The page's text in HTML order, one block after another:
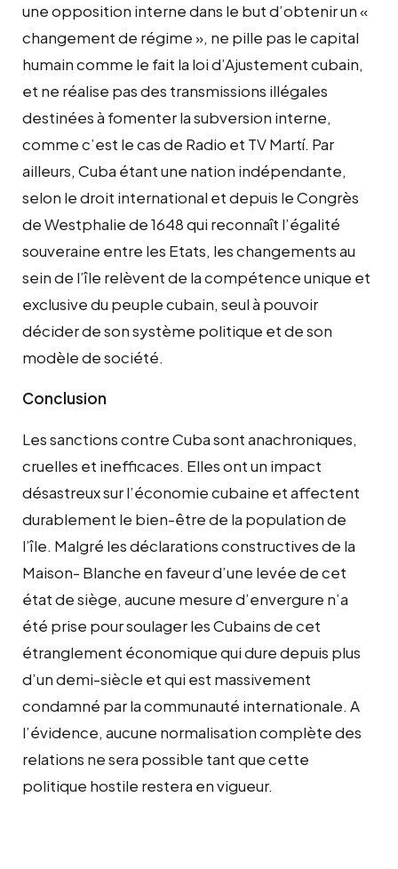
une opposition interne dans le but d’obtenir un «
changement de régime », ne pille pas le capital
humain comme le fait la loi d’Ajustement cubain,
et ne réalise pas des transmissions illégales
destinées à fomenter la subversion interne,
comme c’est le cas de Radio et TV Martí. Par
ailleurs, Cuba étant une nation indépendante,
selon le droit international et depuis le Congrès
de Westphalie de 1648 qui reconnaît l’égalité
souveraine entre les Etats, les changements au
sein de l’île relèvent de la compétence unique et
exclusive du peuple cubain, seul à pouvoir
décider de son système politique et de son
modèle de société.
Conclusion
Les sanctions contre Cuba sont anachroniques,
cruelles et inefficaces. Elles ont un impact
désastreux sur l’économie cubaine et affectent
durablement le bien-être de la population de
l’île. Malgré les déclarations constructives de la
Maison- Blanche en faveur d’une levée de cet
état de siège, aucune mesure d’envergure n’a
été prise pour soulager les Cubains de cet
étranglement économique qui dure depuis plus
d’un demi-siècle et qui est massivement
condamné par la communauté internationale. A
l’évidence, aucune normalisation complète des
relations ne sera possible tant que cette
politique hostile restera en vigueur.